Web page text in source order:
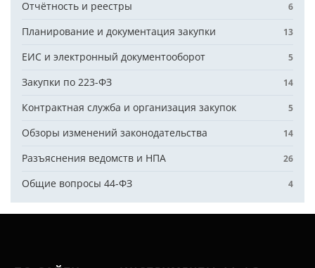
Отчётность и реестры 6
Планирование и документация закупки 13
ЕИС и электронный документооборот 5
Закупки по 223-ФЗ 14
Контрактная служба и организация закупок 5
Обзоры изменений законодательства 14
Разъяснения ведомств и НПА 26
Общие вопросы 44-ФЗ 4